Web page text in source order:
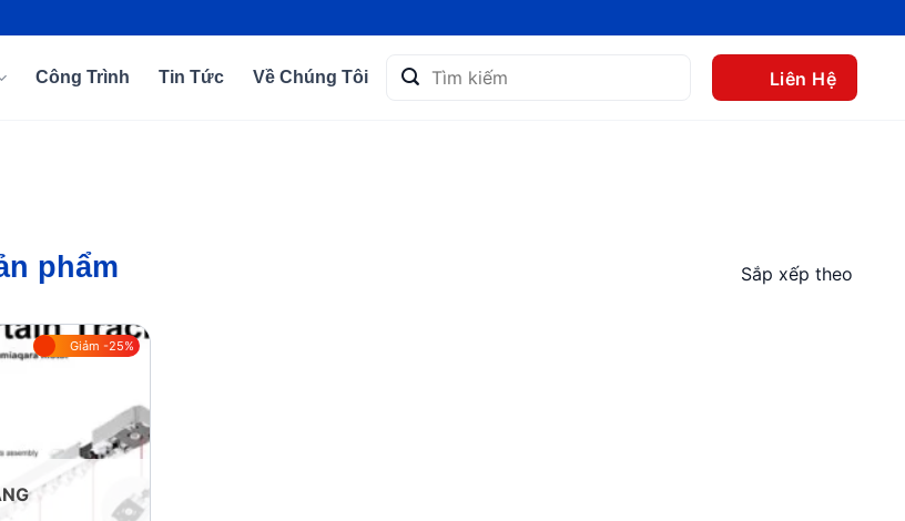
Công Trình Tin Tức Về Chúng Tôi
Tìm
kiếm:
Liên Hệ
phẩm Sắp xếp theo
Giảm -25%